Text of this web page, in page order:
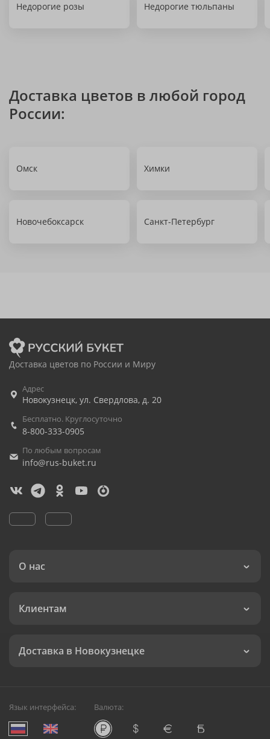
Недорогие розы Недорогие тюльпаны
Доставка цветов в любой город
России:
Омск Химки
Новочебоксарск Санкт-Петербург
Доставка цветов по России и Миру
Адрес
Новокузнецк, ул. Свердлова, д. 20
Бесплатно. Круглосуточно
8-800-333-0905
По любым вопросам
info@rus-buket.ru
О нас
Клиентам
Доставка в Новокузнецке
Язык интерфейса: Валюта: